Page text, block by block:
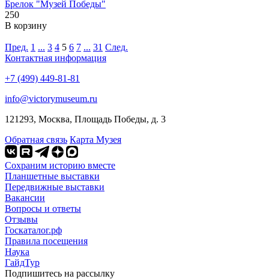
Брелок "Музей Победы"
250
В корзину
Пред. 1 ... 3 4 5 6 7 ... 31 След.
Контактная информация
+7 (499) 449-81-81
info@victorymuseum.ru
121293, Москва, Площадь Победы, д. 3
Обратная связь Карта Музея
Сохраним историю вместе
Планшетные выставки
Передвижные выставки
Вакансии
Вопросы и ответы
Отзывы
Госкаталог.рф
Правила посещения
Наука
ГайдТур
Подпишитесь на рассылку